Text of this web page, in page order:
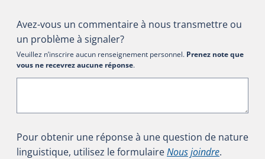
Avez-vous un commentaire à nous transmettre ou
un problème à signaler?
Veuillez n’inscrire aucun renseignement personnel. Prenez note que
vous ne recevrez aucune réponse.
Pour obtenir une réponse à une question de nature
linguistique, utilisez le formulaireNous joindre.